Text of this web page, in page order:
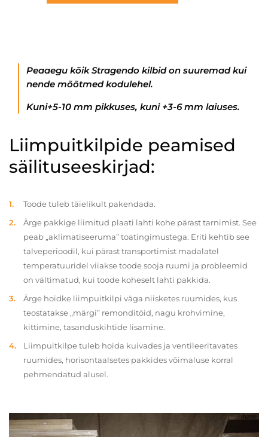
Peaaegu kõik Stragendo kilbid on suuremad kui
nende mõõtmed kodulehel.
Kuni+5-10 mm pikkuses, kuni +3-6 mm laiuses.
Liimpuitkilpide peamised
säilituseeskirjad:
Toode tuleb täielikult pakendada.
Ärge pakkige liimitud plaati lahti kohe pärast tarnimist. See
peab „aklimatiseeruma” toatingimustega. Eriti kehtib see
talveperioodil, kui pärast transportimist madalatel
temperatuuridel viiakse toode sooja ruumi ja probleemid
on vältimatud, kui toode koheselt lahti pakkida.
Ärge hoidke liimpuitkilpi väga niisketes ruumides, kus
teostatakse „märgi” remonditöid, nagu krohvimine,
kittimine, tasanduskihtide lisamine.
Liimpuitkilpe tuleb hoida kuivades ja ventileeritavates
ruumides, horisontaalsetes pakkides võimaluse korral
pehmendatud alusel.